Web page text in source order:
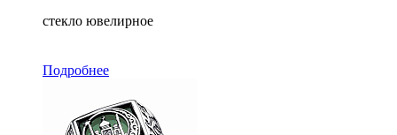
стекло ювелирное
Подробнее